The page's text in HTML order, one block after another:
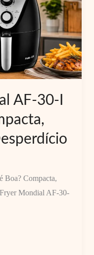
AF-30-I
Compacta,
Mondial AF-30-